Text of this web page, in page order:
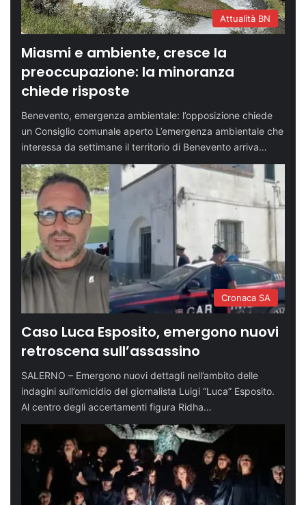
Attualità BN
Miasmi e ambiente, cresce la
preoccupazione: la minoranza
chiede risposte
Benevento, emergenza ambientale: l’opposizione chiede
un Consiglio comunale aperto L’emergenza ambientale che
interessa da settimane il territorio di Benevento arriva…
Cronaca SA
Caso Luca Esposito, emergono nuovi
retroscena sull’assassino
SALERNO – Emergono nuovi dettagli nell’ambito delle
indagini sull’omicidio del giornalista Luigi “Luca” Esposito.
Al centro degli accertamenti figura Ridha…